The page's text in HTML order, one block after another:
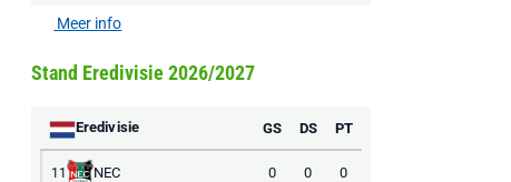
Meer info
Stand Eredivisie 2026/2027
Eredivisie GS DS PT
11 NEC 0 0 0